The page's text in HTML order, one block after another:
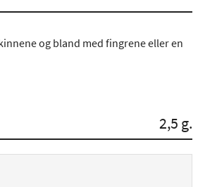
og bland med fingrene eller en
2,5 g.